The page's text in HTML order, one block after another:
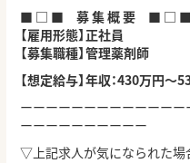
■ □ ■ 募 集 概 要 ■ □ ■
【雇用形態】正社員
【募集職種】管理薬剤師
【想定給与】年収：430万円～
ーーーーーーーーーーーー
ーーーーーーーーーー
▽上記求人が気になられた場